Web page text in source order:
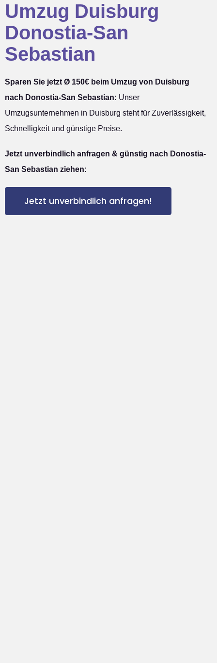
Umzug Duisburg
Donostia-San
Sebastian
Sparen Sie jetzt Ø 150€ beim Umzug von Duisburg
nach Donostia-San Sebastian: Unser
Umzugsunternehmen in Duisburg steht für Zuverlässigkeit,
Schnelligkeit und günstige Preise.
Jetzt unverbindlich anfragen & günstig nach Donostia-
San Sebastian ziehen:
Jetzt unverbindlich anfragen!